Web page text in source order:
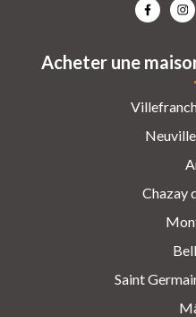
Acheter une
Chazay
Saint